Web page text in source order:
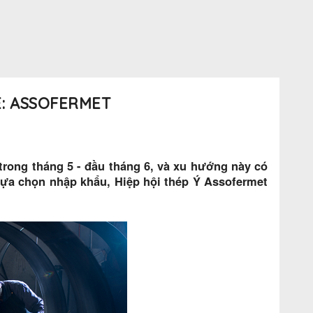
ASSOFERMET
tháng 5 - đầu tháng 6, và xu hướng này có
chọn nhập khẩu, Hiệp hội thép Ý Assofermet